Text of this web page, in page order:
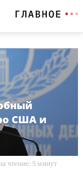
США и
чтение: 5 минут